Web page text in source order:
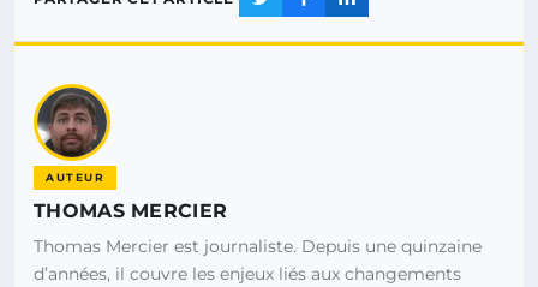
AUTEUR
THOMAS MERCIER
Thomas Mercier est journaliste. Depuis une quinzaine
d’années, il couvre les enjeux liés aux changements